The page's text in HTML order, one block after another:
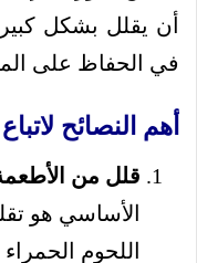
أن يقلل بشكل
في الحفاظ على
أهم النصائح
قلل من الأطعمة
الأساسي هو
اللحوم